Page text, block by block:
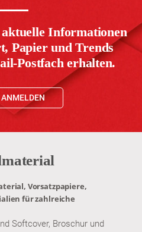
Informationen
Papier und Trends
Postfach erhalten.
Vorsatzpapiere,
für zahlreiche
Softcover, Broschur und